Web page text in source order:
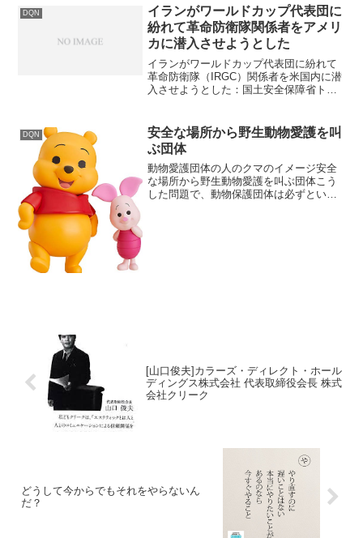
格を悪用して入国し、虚偽の転入届を提
出した容疑で警視庁に逮捕さ...
DQN
イランがワールドカップ代表団に
紛れて革命防衛隊関係者をアメリ
カに潜入させようとした
イランがワールドカップ代表団に紛れて
革命防衛隊（IRGC）関係者を米国内に潜
入させようとした：国土安全保障省トッ
DQN
安全な場所から野生動物愛護を叫
ぶ団体
動物愛護団体の人のクマのイメージ安全
な場所から野生動物愛護を叫ぶ団体こう
した問題で、動物保護団体は必ずといっ
[山口俊夫]カラーズ・ディレクト・ホール
ディングス株式会社 代表取締役会長 株式
会社クリーク
どうして今からでもそれをやらないん
だ？